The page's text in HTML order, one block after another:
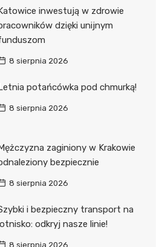
inwestują w zdrowie
dzięki unijnym
8 sierpnia 2026
potańcówka pod chmurką!
8 sierpnia 2026
zaginiony w Krakowie
bezpiecznie
8 sierpnia 2026
i bezpieczny transport na
odkryj nasze linie!
8 sierpnia 2026